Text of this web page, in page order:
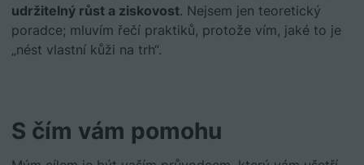
udržitelný růst a ziskovost. Nejsem jen teoretický
poradce; mluvím řečí praktiků, protože vím, jaké to je
„nést vlastní kůži na trh“.
S čím vám pomohu